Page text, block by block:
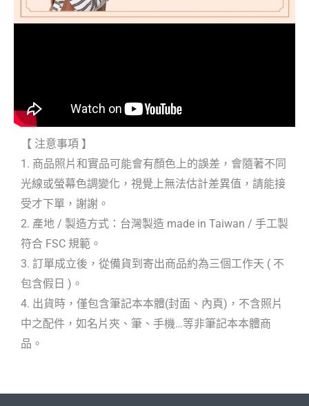
【 注意事項 】
1. 商品照片和實品可能會有顏色上的誤差，會隨著不同
光線或螢幕色調變化，視覺上無法估計差異值，請能接
受才下單，謝謝。
2. 產地 / 製造方式：台灣製造 made in Taiwan / 手工製
符合 FSC 規範。
3. 訂單成立後，從備貨到寄出商品約為三個工作天 ( 不
包含假日 )。
4. 出貨時，僅包含筆記本本體(封面、內頁)，不含照片
中之配件，如名片夾、筆、手機…等非筆記本本體商
品。